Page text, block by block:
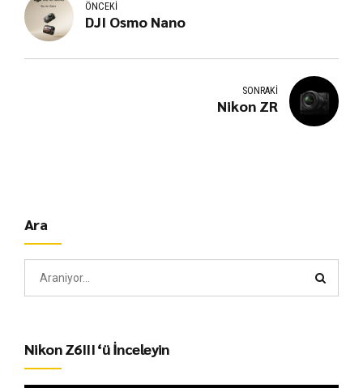
ÖNCEKI
DJI Osmo Nano
SONRAKI
Nikon ZR
Ara
Nikon Z6III ‘ü İnceleyin